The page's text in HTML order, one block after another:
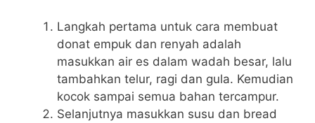
Langkah pertama untuk cara membuat
donat empuk dan renyah adalah
masukkan air es dalam wadah besar, lalu
tambahkan telur, ragi dan gula. Kemudian
kocok sampai semua bahan tercampur.
Selanjutnya masukkan susu dan bread